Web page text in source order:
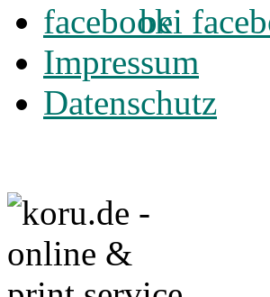
bei
Impressum
Datenschutz